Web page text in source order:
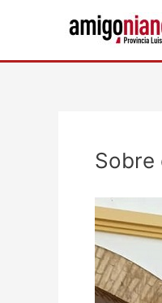
Sobre
entradas